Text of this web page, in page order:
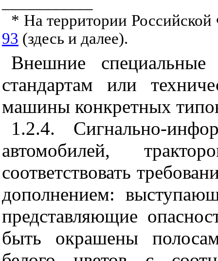
* На территории
93 (здесь и далее).
Внешние
стандартам или
машины конкретных
1.2.4. Сигнально-
автомобилей,
соответствовать
дополнением:
представляющие
быть окрашены